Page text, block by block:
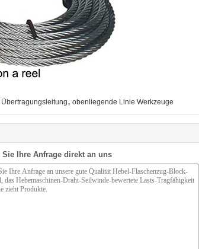
, obenliegende Linie Werkzeuge
Sie Ihre Anfrage direkt an uns